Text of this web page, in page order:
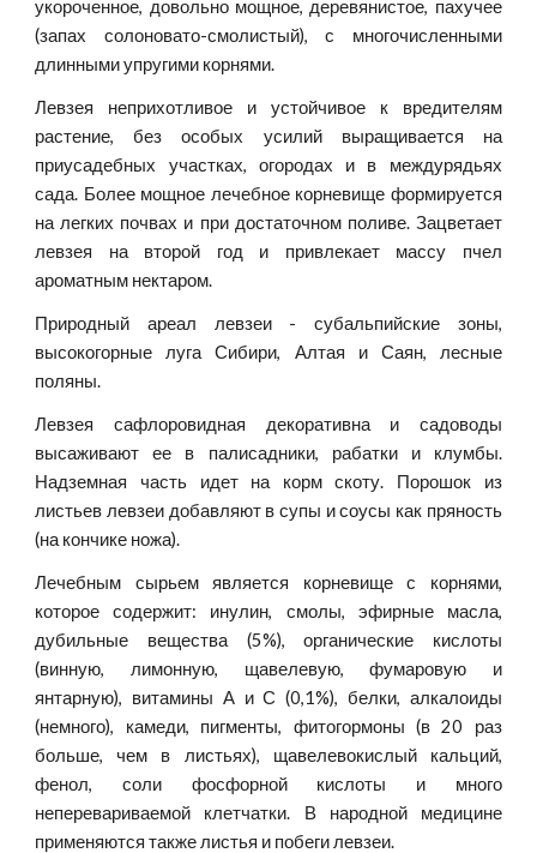
укороченное, довольно мощное, деревянистое, пахучее
(запах солоновато-смолистый), с многочисленными
длинными упругими корнями.
Левзея неприхотливое и устойчивое к вредителям
растение, без особых усилий выращивается на
приусадебных участках, огородах и в междурядьях
сада. Более мощное лечебное корневище формируется
на легких почвах и при достаточном поливе. Зацветает
левзея на второй год и привлекает массу пчел
ароматным нектаром.
Природный ареал левзеи - субальпийские зоны,
высокогорные луга Сибири, Алтая и Саян, лесные
поляны.
Левзея сафлоровидная декоративна и садоводы
высаживают ее в палисадники, рабатки и клумбы.
Надземная часть идет на корм скоту. Порошок из
листьев левзеи добавляют в супы и соусы как пряность
(на кончике ножа).
Лечебным сырьем является корневище с корнями,
которое содержит: инулин, смолы, эфирные масла,
дубильные вещества (5%), органические кислоты
(винную, лимонную, щавелевую, фумаровую и
янтарную), витамины А и С (0,1%), белки, алкалоиды
(немного), камеди, пигменты, фитогормоны (в 20 раз
больше, чем в листьях), щавелевокислый кальций,
фенол, соли фосфорной кислоты и много
неперевариваемой клетчатки. В народной медицине
применяются также листья и побеги левзеи.